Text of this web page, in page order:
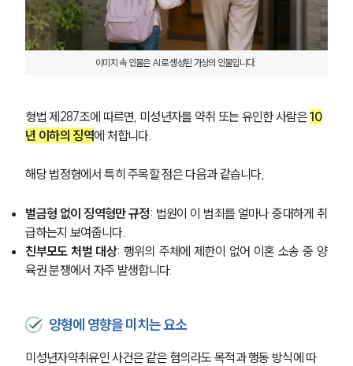
이미지 속 인물은 AI로 생성된 가상의 인물입니다.
형법 제287조에 따르면, 미성년자를 약취 또는 유인한 사람은 10
년 이하의 징역에 처합니다.
해당 법정형에서 특히 주목할 점은 다음과 같습니다,
벌금형 없이 징역형만 규정: 법원이 이 범죄를 얼마나 중대하게 취
급하는지 보여줍니다.
친부모도 처벌 대상: 행위의 주체에 제한이 없어 이혼 소송 중 양
육권 분쟁에서 자주 발생합니다.
양형에 영향을 미치는 요소
미성년자약취유인 사건은 같은 혐의라도 목적과 행동 방식에 따